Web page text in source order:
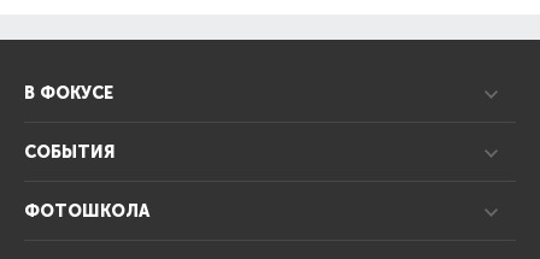
В ФОКУСЕ
СОБЫТИЯ
ФОТОШКОЛА